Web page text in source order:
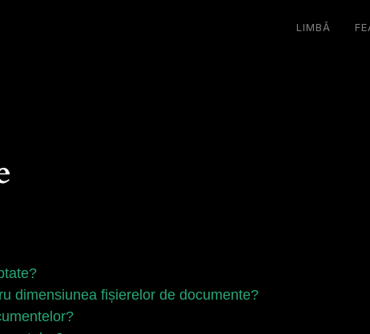
LIMBĂ
dimensiunea fișierelor de documente?